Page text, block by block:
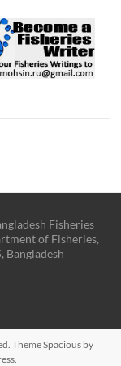
Fisheries
of Fisheries,
Bangladesh
ThemeSpaciousby
.